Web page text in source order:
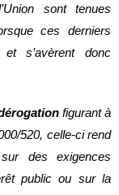
sont tenues
ces derniers
s’avèrent donc
figurant à
520, celle-ci rend
des exigences
public ou sur la